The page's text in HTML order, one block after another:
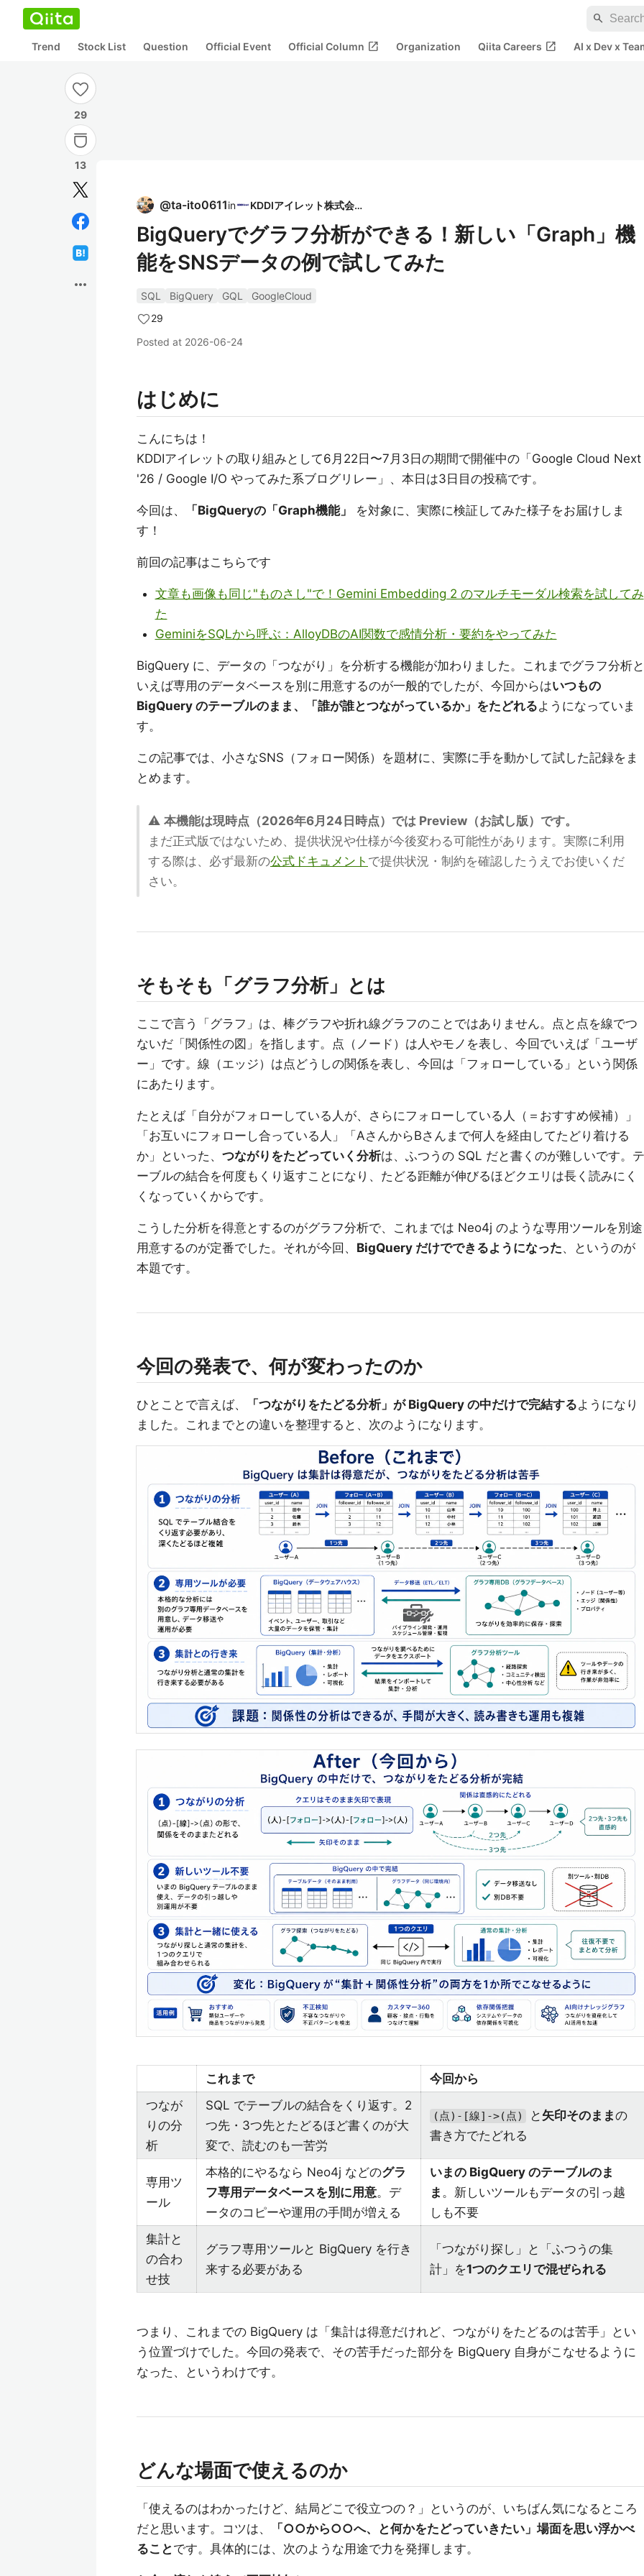
search
Trend Stock List Question Official Event Official Column open_in_new Organization Qiita Careers open_in_new AI x Dev x
29
13
more_horiz
@ta-ito0611in KDDIアイレット株式会社
BigQueryでグラフ分析ができる！新しい「Graph」機
能をSNSデータの例で試してみた
SQL BigQuery GQL
GoogleCloud
29
Posted at 2026-06-24
はじめに
こんにちは！
KDDIアイレットの取り組みとして6月22日〜7月3日の期間で開催中の「Google Cloud Next
'26 / Google I/O やってみた系ブログリレー」、本日は3日目の投稿です。
今回は、 「BigQueryの「Graph機能」
を対象に、実際に検証してみた様子をお届けしま
す！
前回の記事はこちらです
文章も画像も同じ"ものさし"で！Gemini Embedding 2 のマルチモーダル検索を試してみ
た
GeminiをSQLから呼ぶ：AlloyDBのAI関数で感情分析・要約をやってみた
BigQuery に、データの「つながり」を分析する機能が加わりました。これまでグラフ分析と
いえば専用のデータベースを別に用意するのが一般的でしたが、今回からはいつもの
BigQuery のテーブルのまま、「誰が誰とつながっているか」をたどれるようになっていま
す。
この記事では、小さなSNS（フォロー関係）を題材に、実際に手を動かして試した記録をま
とめます。
⚠️ 本機能は現時点（2026年6月24日時点）では Preview（お試し版）です。
まだ正式版ではないため、提供状況や仕様が今後変わる可能性があります。実際に利用
する際は、必ず最新の公式ドキュメント で提供状況・制約を確認したうえでお使いくだ
さい。
そもそも「グラフ分析」とは
ここで言う「グラフ」は、棒グラフや折れ線グラフのことではありません。点と点を線でつ
ないだ「関係性の図」を指します。点（ノード）は人やモノを表し、今回でいえば「ユーザ
ー」です。線（エッジ）は点どうしの関係を表し、今回は「フォローしている」という関係
にあたります。
たとえば「自分がフォローしている人が、さらにフォローしている人（＝おすすめ候補）」
「お互いにフォローし合っている人」「AさんからBさんまで何人を経由してたどり着ける
か」といった、 つながりをたどっていく分析は、ふつうの SQL だと書くのが難しいです。テ
ーブルの結合を何度もくり返すことになり、たどる距離が伸びるほどクエリは長く読みにく
くなっていくからです。
こうした分析を得意とするのがグラフ分析で、これまでは Neo4j のような専用ツールを別途
用意するのが定番でした。それが今回、 BigQuery だけでできるようになった、というのが
本題です。
今回の発表で、何が変わったのか
ひとことで言えば、 「つながりをたどる分析」が BigQuery の中だけで完結するようになり
ました。これまでとの違いを整理すると、次のようになります。
これまで
今回から
つなが
りの分
析
SQL でテーブルの結合をくり返す。2
つ先・3つ先とたどるほど書くのが大
変で、読むのも一苦労
(点)-[線]->(点) と 矢印そのままの
書き方でたどれる
専用ツ
ール
本格的にやるなら Neo4j などのグラ
フ専用データベースを別に用意。デ
ータのコピーや運用の手間が増える
いまの BigQuery のテーブルのま
ま 。新しいツールもデータの引っ越
しも不要
集計と
の合わ
せ技
グラフ専用ツールと BigQuery を行き
来する必要がある
「つながり探し」と「ふつうの集
計」を1つのクエリで混ぜられる
つまり、これまでの BigQuery は「集計は得意だけれど、つながりをたどるのは苦手」とい
う位置づけでした。今回の発表で、その苦手だった部分を BigQuery 自身がこなせるように
なった、というわけです。
どんな場面で使えるのか
「使えるのはわかったけど、結局どこで役立つの？」というのが、いちばん気になるところ
だと思います。コツは、
「○○から○○へ、と何かをたどっていきたい」場面を思い浮かべ
ること です。具体的には、次のような用途で力を発揮します。